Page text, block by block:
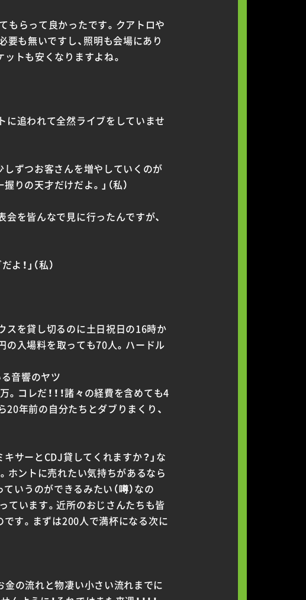
もらって良かったです。クアトロや
も無いですし、照明も会場にあり
トも安くなりますよね。
に追われて全然ライブをしていませ
しずつお客さんを増やしていくのが
の天才だけだよ。」（私）
を皆んなで見に行ったんですが、
！」（私）
スを貸し切るのに土日祝日の16時か
入場料を取っても70人。ハードル
音響のヤツ
コレだ！！！諸々の経費を含めても4
年前の自分たちとダブりまくり、
サーとCDJ貸してくれますか？」な
ホントに売れたい気持ちがあるなら
いうのができるみたい（噂）なの
ています。近所のおじさんたちも皆
す。まずは200人で満杯になる次に
金の流れと物凄い小さい流れまでに